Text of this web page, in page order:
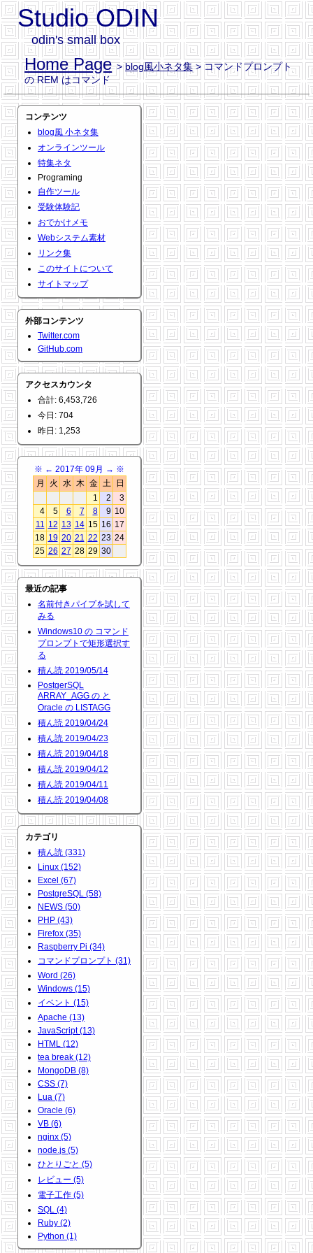
Studio ODIN
odin's small box
Home Page >blog風小ネタ集> コマンドプロンプト
の REM はコマンド
コンテンツ
blog風 小ネタ集
オンラインツール
特集ネタ
Programing
自作ツール
受験体験記
おでかけメモ
Webシステム素材
リンク集
このサイトについて
サイトマップ
外部コンテンツ
Twitter.com
GitHub.com
アクセスカウンタ
合計: 6,453,726
今日: 704
昨日: 1,253
※ ← 2017年 09月 → ※
月
火 水 木 金 土
日
1
2
3
4
5 6 7 8 9 10
11 12 13 14 15 16 17
18 19 20 21 22 23 24
25 26 27 28 29 30
最近の記事
名前付きパイプを試して
みる
Windows10 の コマンド
プロンプトで矩形選択す
る
積ん読 2019/05/14
PostgerSQL
ARRAY_AGG の と
Oracle の LISTAGG
積ん読 2019/04/24
積ん読 2019/04/23
積ん読 2019/04/18
積ん読 2019/04/12
積ん読 2019/04/11
積ん読 2019/04/08
カテゴリ
積ん読 (331)
Linux (152)
Excel (67)
PostgreSQL (58)
NEWS (50)
PHP (43)
Firefox (35)
Raspberry Pi (34)
コマンドプロンプト (31)
Word (26)
Windows (15)
イベント (15)
Apache (13)
JavaScript (13)
HTML (12)
tea break (12)
MongoDB (8)
CSS (7)
Lua (7)
Oracle (6)
VB (6)
nginx (5)
node.js (5)
ひとりごと (5)
レビュー (5)
電子工作 (5)
SQL (4)
Ruby (2)
Python (1)